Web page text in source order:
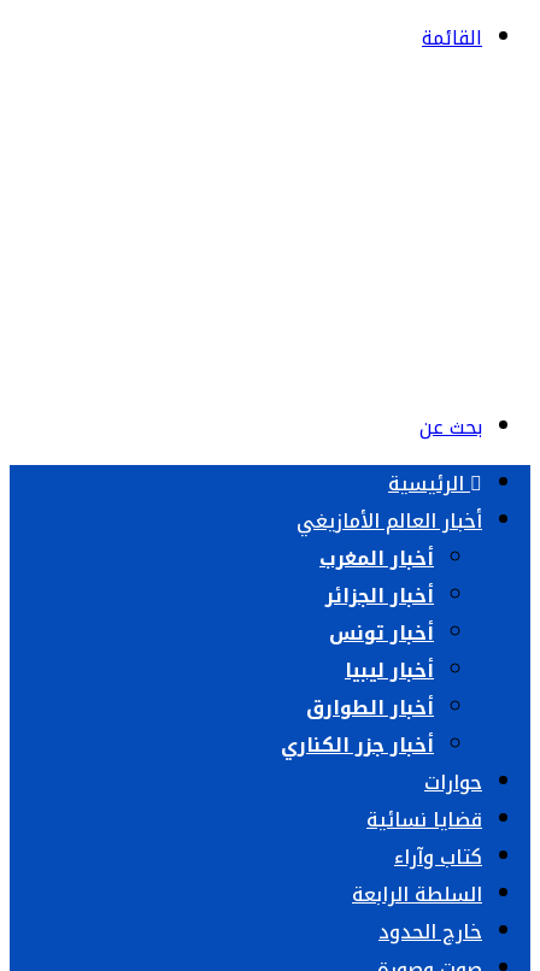
القائمة
بحث عن
الرئيسية
أخبار العالم الأمازيغي
أخبار المغرب
أخبار الجزائر
أخبار تونس
أخبار ليبيا
أخبار الطوارق
أخبار جزر الكناري
حوارات
قضايا نسائية
كتاب وآراء
السلطة الرابعة
خارج الحدود